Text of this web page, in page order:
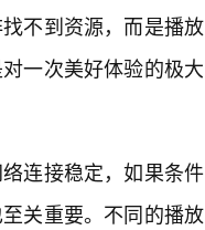
不到资源，而是播放
一次美好体验的极大
连接稳定，如果条件
关重要。不同的播放